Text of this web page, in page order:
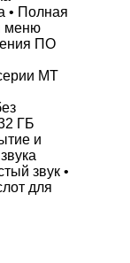
• Полная
меню
ПО
MT
ГБ
и
звук •
для